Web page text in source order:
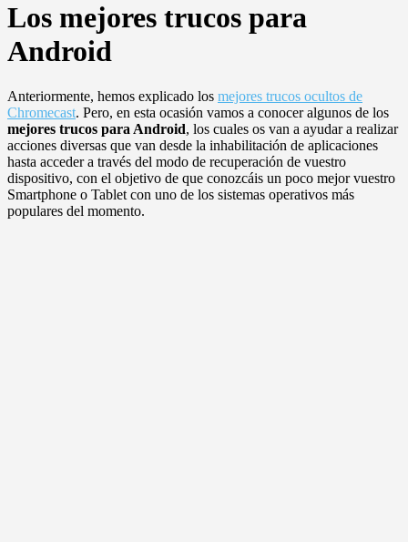
Los mejores trucos para
Android
Anteriormente, hemos explicado los mejores trucos ocultos de
Chromecast. Pero, en esta ocasión vamos a conocer algunos de los
mejores trucos para Android, los cuales os van a ayudar a realizar
acciones diversas que van desde la inhabilitación de aplicaciones
hasta acceder a través del modo de recuperación de vuestro
dispositivo, con el objetivo de que conozcáis un poco mejor vuestro
Smartphone o Tablet con uno de los sistemas operativos más
populares del momento.